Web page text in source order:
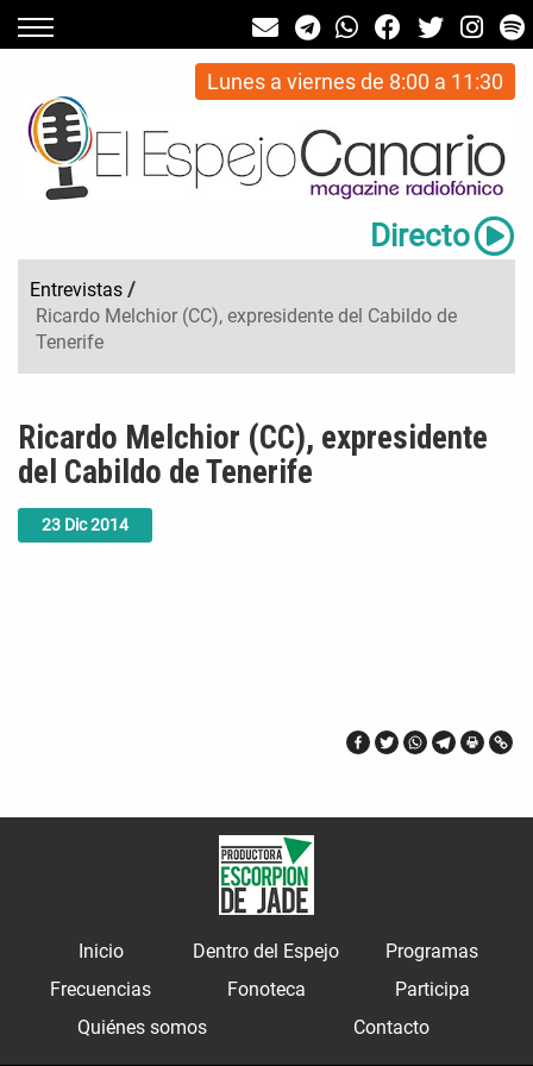
Lunes a viernes de 8:00 a 11:30
Directo
Entrevistas /
Ricardo Melchior (CC), expresidente del Cabildo de
Tenerife
23 Dic2014
Ricardo Melchior (CC), expresidente
del Cabildo de Tenerife
Inicio Dentro del Espejo
Programas
Frecuencias
Fonoteca
Participa
Quiénes somos
Contacto